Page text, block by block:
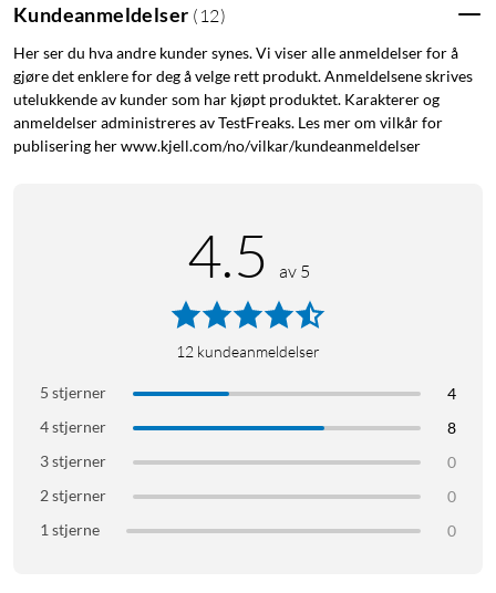
Kundeanmeldelser ( 12)
Her ser du hva andre kunder synes. Vi viser alle anmeldelser for å
gjøre det enklere for deg å velge rett produkt. Anmeldelsene skrives
utelukkende av kunder som har kjøpt produktet. Karakterer og
anmeldelser administreres av TestFreaks. Les mer om vilkår for
publisering her www.kjell.com/no/vilkar/kundeanmeldelser
4.5 av 5
12 kundeanmeldelser
5 stjerner
4
4 stjerner
8
3 stjerner
0
2 stjerner
0
1 stjerne
0